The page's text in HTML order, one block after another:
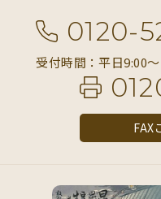
0120-
受付時間：平日9:00
FAX